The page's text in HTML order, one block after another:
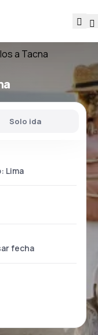
a Tacna
Solo ida